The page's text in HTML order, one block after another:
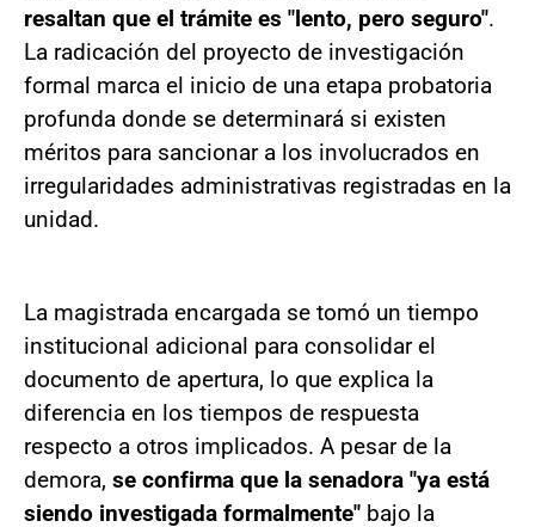
resaltan que el trámite es "lento, pero seguro".
La radicación del proyecto de investigación
formal marca el inicio de una etapa probatoria
profunda donde se determinará si existen
méritos para sancionar a los involucrados en
irregularidades administrativas registradas en la
unidad.
La magistrada encargada se tomó un tiempo
institucional adicional para consolidar el
documento de apertura, lo que explica la
diferencia en los tiempos de respuesta
respecto a otros implicados. A pesar de la
demora, se confirma que la senadora "ya está
siendo investigada formalmente" bajo la